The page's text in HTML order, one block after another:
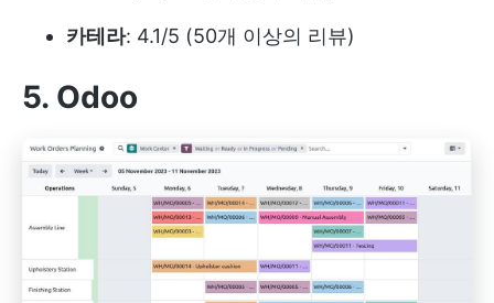
카테라: 4.1/5 (50개 이상의 리뷰)
5. Odoo